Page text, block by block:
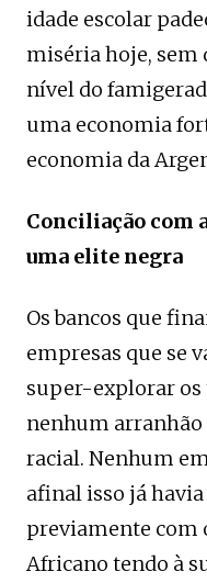
idade escolar
miséria hoje, sem
nível do
uma economia
economia da
Conciliação com
uma elite negra
Os bancos que
empresas que se
super-explorar os
nenhum arranhão
racial. Nenhum
afinal isso já
previamente com
Africano tendo à